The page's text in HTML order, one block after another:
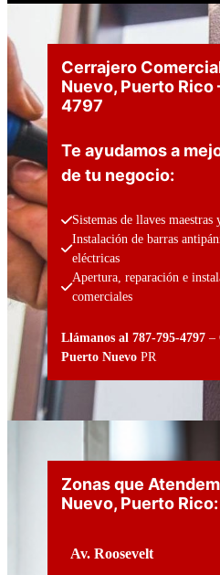
Cerrajero
Nuevo, Puerto Rico
4797
Te ayudamos a
de tu negocio:
Sistemas de llaves maestras
Instalación de barras
eléctricas
Apertura, reparación e
comerciales
Llámanos al 787-795-4797 –
Puerto Nuevo PR
Zonas que
Nuevo, Puerto Rico:
Av. Roosevelt